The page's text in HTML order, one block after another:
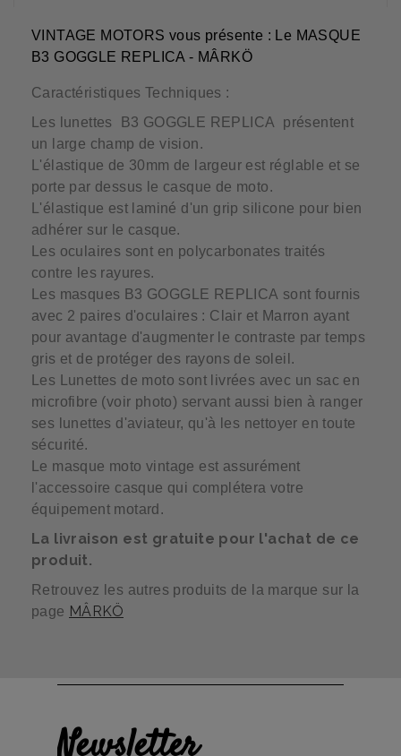
VINTAGE MOTORS vous présente : Le MASQUE
B3 GOGGLE REPLICA - MÂRKÖ
Caractéristiques Techniques :
Les lunettes B3 GOGGLE REPLICA présentent
un large champ de vision.
L'élastique de 30mm de largeur est réglable et se
porte par dessus le casque de moto.
L'élastique est laminé d'un grip silicone pour bien
adhérer sur le casque.
Les oculaires sont en polycarbonates traités
contre les rayures.
Les masques B3 GOGGLE REPLICA sont fournis
avec 2 paires d'oculaires : Clair et Marron ayant
pour avantage d'augmenter le contraste par temps
gris et de protéger des rayons de soleil.
Les Lunettes de moto sont livrées avec un sac en
microfibre (voir photo) servant aussi bien à ranger
ses lunettes d'aviateur, qu'à les nettoyer en toute
sécurité.
Le masque moto vintage est assurément
l'accessoire casque qui complétera votre
équipement motard.
La livraison est gratuite pour l'achat de ce
produit.
Retrouvez les autres produits de la marque sur la
page MÂRKÖ